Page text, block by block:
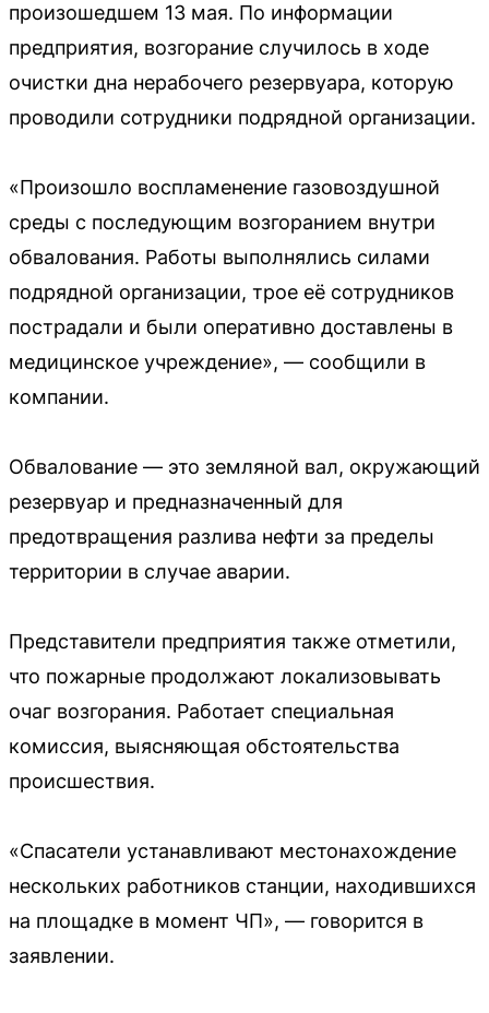
произошедшем 13 мая. По информации
предприятия, возгорание случилось в ходе
очистки дна нерабочего резервуара, которую
проводили сотрудники подрядной организации.
«Произошло воспламенение газовоздушной
среды с последующим возгоранием внутри
обвалования. Работы выполнялись силами
подрядной организации, трое её сотрудников
пострадали и были оперативно доставлены в
медицинское учреждение», — сообщили в
компании.
Обвалование — это земляной вал, окружающий
резервуар и предназначенный для
предотвращения разлива нефти за пределы
территории в случае аварии.
Представители предприятия также отметили,
что пожарные продолжают локализовывать
очаг возгорания. Работает специальная
комиссия, выясняющая обстоятельства
происшествия.
«Спасатели устанавливают местонахождение
нескольких работников станции, находившихся
на площадке в момент ЧП», — говорится в
заявлении.